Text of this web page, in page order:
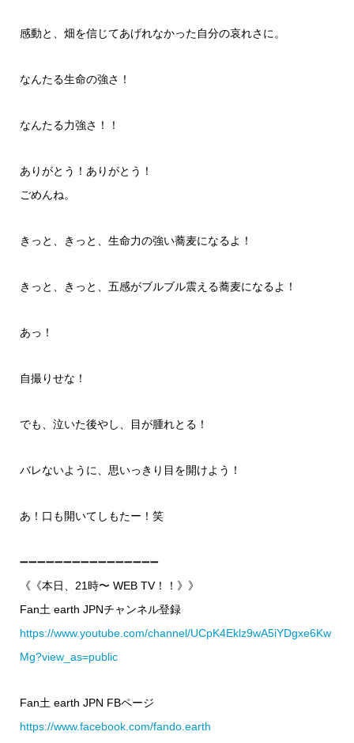
感動と、畑を信じてあげれなかった自分の哀れさに。
なんたる生命の強さ！
なんたる力強さ！！
ありがとう！ありがとう！
ごめんね。
きっと、きっと、生命力の強い蕎麦になるよ！
きっと、きっと、五感がブルブル震える蕎麦になるよ！
あっ！
自撮りせな！
でも、泣いた後やし、目が腫れとる！
バレないように、思いっきり目を開けよう！
あ！口も開いてしもたー！笑
➖➖➖➖➖➖➖➖➖➖➖➖➖➖➖➖
《《本日、21時〜 WEB TV！！》》
Fan土 earth JPNチャンネル登録
https://www.youtube.com/channel/UCpK4Eklz9wA5iYDgxe6Kw
Mg?view_as=public
Fan土 earth JPN FBページ
https://www.facebook.com/fando.earth